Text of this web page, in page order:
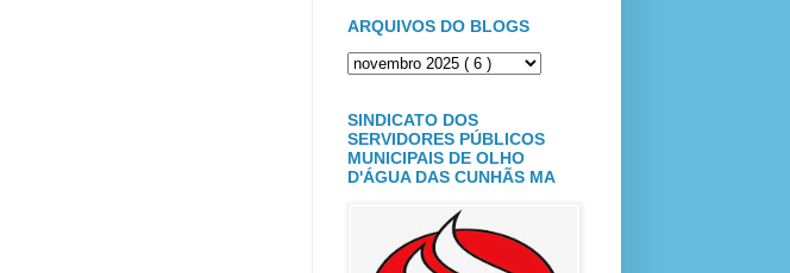
ARQUIVOS DO BLOGS
SINDICATO DOS
SERVIDORES PÚBLICOS
MUNICIPAIS DE OLHO
D'ÁGUA DAS CUNHÃS MA